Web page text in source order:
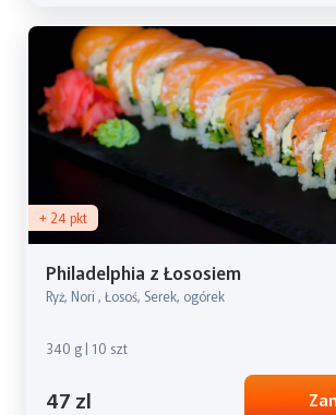
+ 24 pkt
Philadelphia z Łososiem
Ryż, Nori , Łosoś, Serek, ogórek
340 g | 10 szt
47 zl